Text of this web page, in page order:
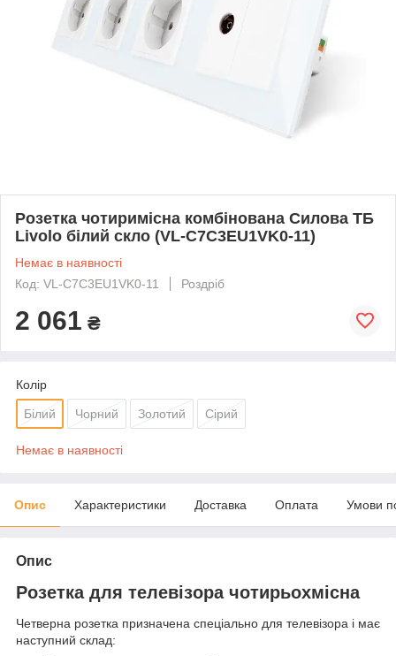
Розетка чотиримісна комбінована Силова ТБ
Livolo білий скло (VL-C7C3EU1VK0-11)
Немає в наявності
Код: VL-C7C3EU1VK0-11
Роздріб
2 061 ₴
Колір
Білий Чорний Золотий Сірий
Немає в наявності
Опис Характеристики Доставка Оплата Умови
Опис
Розетка для телевізора чотирьохмісна
Четверна розетка призначена спеціально для телевізора і має
наступний склад: